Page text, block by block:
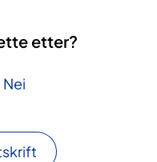
etter?
Nei